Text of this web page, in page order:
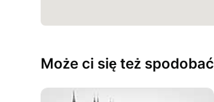
Może ci się też spodobać